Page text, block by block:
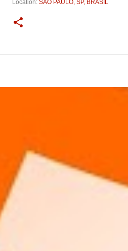
Location: SÃO PAULO, SP, BRASIL